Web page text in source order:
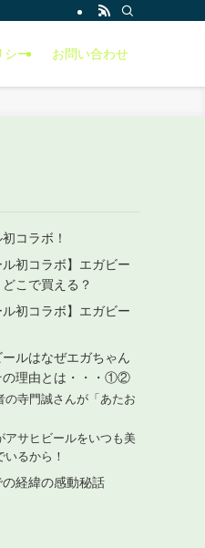
シー お問い合わせ
コラボ！
ル初コラボ】エガビー
こで買える？
ル初コラボ】エガビー
ルはなぜエガちゃん
の理由とは・・・①②
寺門誠さんが「あたお
サヒビールをいつも美
るから！
経緯の感動秘話